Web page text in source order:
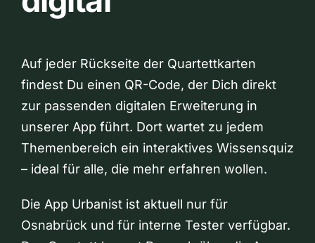
Auf jeder Rückseite der Quartettkarten
findest Du einen QR-Code, der Dich direkt
zur passenden digitalen Erweiterung in
unserer App führt. Dort wartet zu jedem
Themenbereich ein interaktives Wissensquiz
– ideal für alle, die mehr erfahren wollen.
Die App Urbanist ist aktuell nur für
Osnabrück und für interne Tester verfügbar.